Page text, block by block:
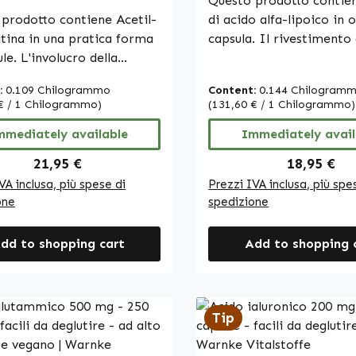
prodotto contiene Acetil-
in una pratica forma
L'involucro della
di magnesio degli
e una miscela di
di riso vengono utilizzati
antiagglomeranti.
sono facili da dosare e
essere integrate
nella routine
Contengono una
a una
accuratamente
Vitalstoffe -
0.109 Chilogrammo
/ 1 Chilogrammo)
available
Regular price:
21,95 €
inclusa, più spese di
to shopping cart
di acido alfa-lipoico in
capsula. Il rivestimento
la produzione delle
vengono utilizzati olio
(raffinato e idrogenato),
come umettante e
come emulsionante. Le capsule
offrono un modo
dosare l’acido alfa-
integrarlo nella vita
Warnke Vitalstoffe -
alimentari di alta
in Germania • Prodotti
gli standard di qualità e
Content:0.144
(131,60 € / 1 Chilogrammo)
Immediately
Regular
18,95 €
Prezzi IVA inclusa, più
spedizione
Add to shopping
Tip